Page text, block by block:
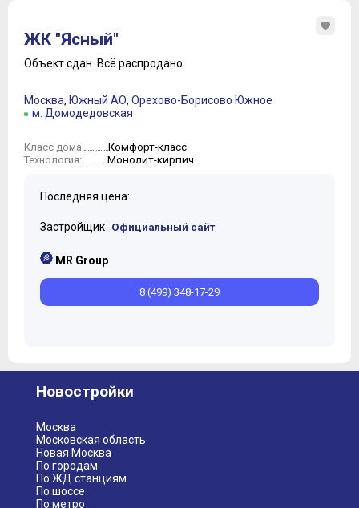
3
4
6
7
9
10
12
ЖК "Ясный"
Объект сдан. Всё распродано.
Москва, Южный АО, Орехово-Борисово Южное
м. Домодедовская
Класс дома: Комфорт-класс
Технология: Монолит-кирпич
Последняя цена:
Застройщик Официальный сайт
MR Group
8 (499) 348-17-29
Новостройки
Москва
Московская область
Новая Москва
По городам
По ЖД станциям
По шоссе
По метро